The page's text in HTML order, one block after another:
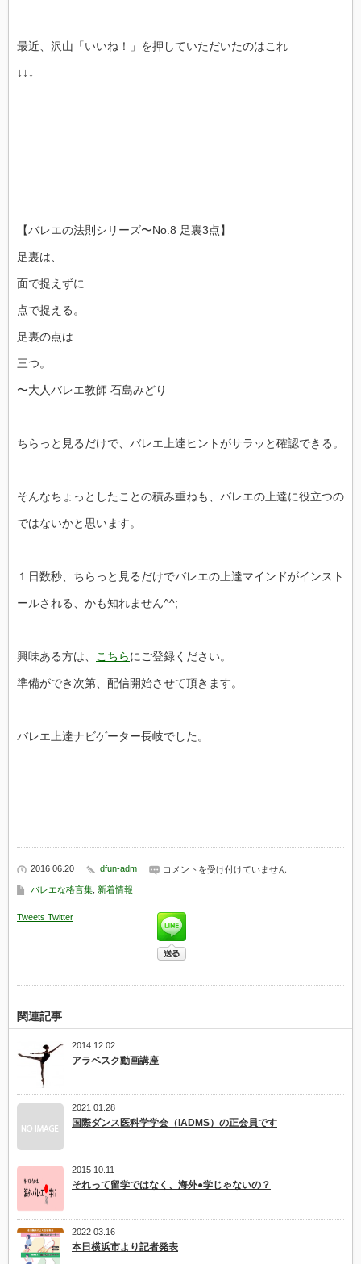
最近、沢山「いいね！」を押していただいたのはこれ
↓↓↓
【バレエの法則シリーズ〜No.8 足裏3点】
足裏は、
面で捉えずに
点で捉える。
足裏の点は
三つ。
〜大人バレエ教師 石島みどり
ちらっと見るだけで、バレエ上達ヒントがサラッと確認できる。
そんなちょっとしたことの積み重ねも、バレエの上達に役立つの
ではないかと思います。
１日数秒、ちらっと見るだけでバレエの上達マインドがインスト
ールされる、かも知れません^^;
興味ある方は、 こちらにご登録ください。
準備ができ次第、配信開始させて頂きます。
バレエ上達ナビゲーター長岐でした。
2016 06.20 dfun-adm
【サ
ひ
と
言
で
コメントを受け付けていません
バレエな格言集 新着情報
Tweets Twitter
関連記事
2014 12.02
アラベスク動画講座
2021 01.28
国際ダンス医科学学会（IADMS）の正会員です
2015 10.11
それって留学ではなく、海外●学じゃないの？
2022 03.16
本日横浜市より記者発表